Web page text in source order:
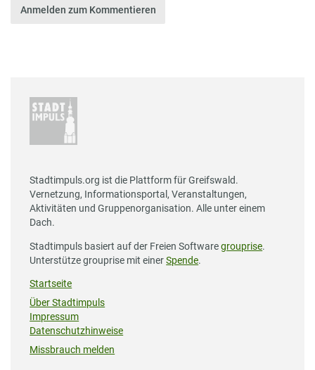
Anmelden zum Kommentieren
Stadtimpuls.org ist die Plattform für Greifswald.
Vernetzung, Informationsportal, Veranstaltungen,
Aktivitäten und Gruppenorganisation. Alle unter einem
Dach.
Stadtimpuls basiert auf der Freien Softwaregrouprise.
Unterstütze grouprise mit einerSpende.
Startseite
Über Stadtimpuls
Impressum
Datenschutzhinweise
Missbrauch melden